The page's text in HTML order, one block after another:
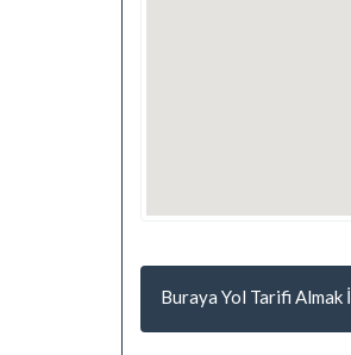
Buraya Yol Tarifi Almak